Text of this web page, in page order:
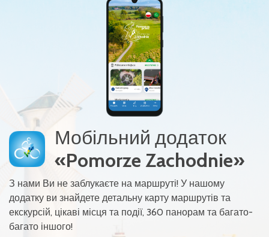
Мобільний додаток
«Pomorze Zachodnie»
З нами Ви не заблукаєте на маршруті! У нашому
додатку ви знайдете детальну карту маршрутів та
екскурсій, цікаві місця та події, 360 панорам та багато-
багато іншого!